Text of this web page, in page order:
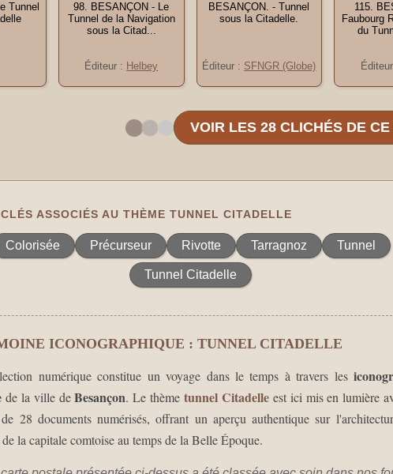
Tunnel
98. BESANÇON - Le
Tunnel de la Navigation
sous la Citad...
Éditeur : Helbey
BESANÇON. - Tunnel
sous la Citadelle.
Éditeur : SFNGR (Globe)
115.
Faubourg
du
VOIR LES 28 CLICHÉS DE
ASSOCIÉS AU THÈME TUNNEL CITADELLE
Colorisée Précurseur Rivotte Tarragnoz Tunnel
Tunnel Citadelle
ICONOGRAPHIQUE : TUNNEL CITADELLE
numérique constitue un voyage dans le temps à travers les
de la ville deBesançon. Le thème tunnel Citadelleest ici mis en lumière
28 documents numérisés, offrant un aperçu authentique sur
la capitale comtoise au temps de la Belle Époque.